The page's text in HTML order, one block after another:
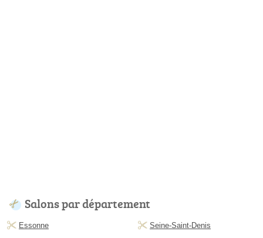
Salons par département
Essonne
Seine-Saint-Denis